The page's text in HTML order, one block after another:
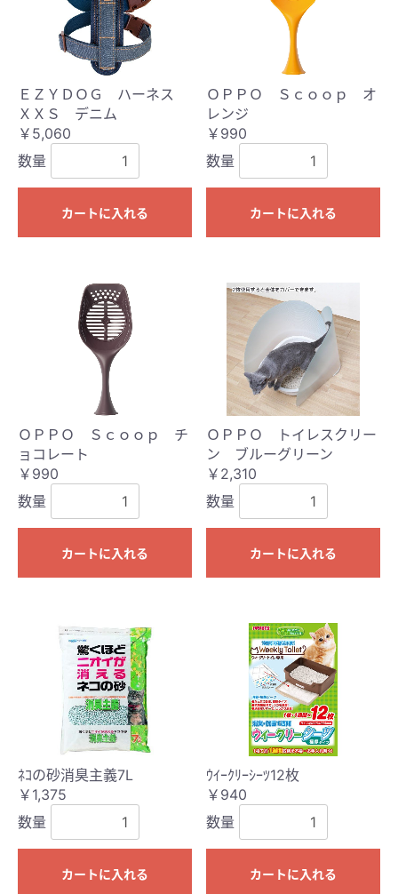
ＥＺＹＤＯＧ ハーネス
ＸＸＳ デニム
￥5,060
数量
カートに入れる
ＯＰＰＯ Ｓｃｏｏｐ オ
レンジ
￥990
数量
カートに入れる
ＯＰＰＯ Ｓｃｏｏｐ チ
ョコレート
￥990
数量
カートに入れる
ＯＰＰＯ トイレスクリー
ン ブルーグリーン
￥2,310
数量
カートに入れる
ﾈｺの砂消臭主義7L
￥1,375
数量
カートに入れる
ｳｲｰｸﾘｰｼｰﾂ12枚
￥940
数量
カートに入れる